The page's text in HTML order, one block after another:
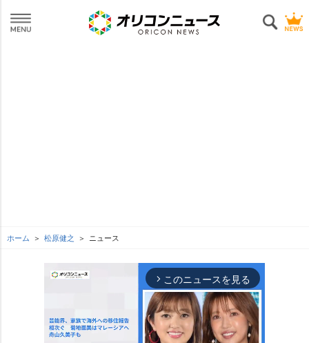
ホーム 松原健之 ニュース
arrow_forward_ios このニュースを見る